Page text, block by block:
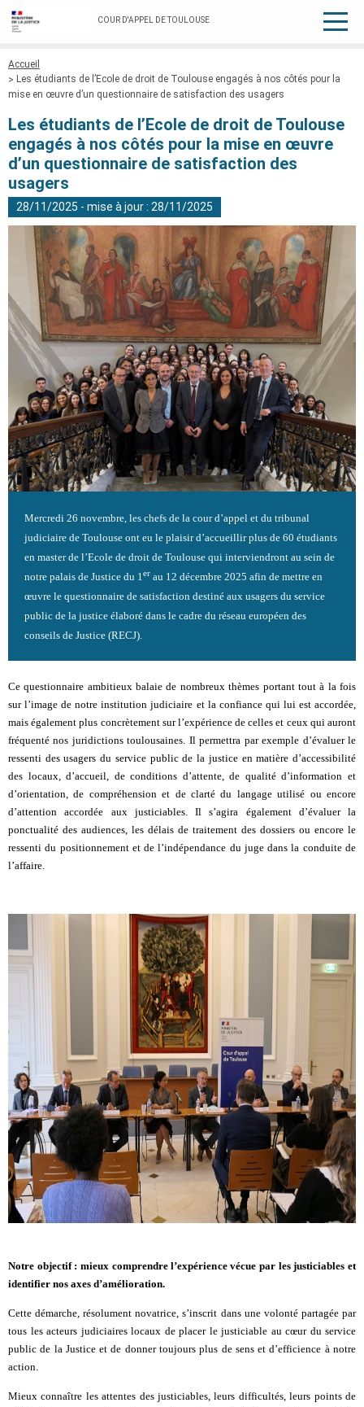
COUR D'APPEL DE TOULOUSE
Fil
d'Ariane
Accueil
Les étudiants de l’Ecole de droit de Toulouse engagés à nos côtés pour la
mise en œuvre d’un questionnaire de satisfaction des usagers
Les étudiants de l’Ecole de droit de Toulouse
engagés à nos côtés pour la mise en œuvre
d’un questionnaire de satisfaction des
usagers
28/11/2025 - mise à jour : 28/11/2025
Mercredi 26 novembre, les chefs de la cour d’appel et du tribunal
judiciaire de Toulouse ont eu le plaisir d’accueillir plus de 60 étudiants
en master de l’Ecole de droit de Toulouse qui interviendront au sein de
notre palais de Justice du 1er au 12 décembre 2025 afin de mettre en
œuvre le questionnaire de satisfaction destiné aux usagers du service
public de la justice élaboré dans le cadre du réseau européen des
conseils de Justice (RECJ).
Ce questionnaire ambitieux balaie de nombreux thèmes portant tout à la fois
sur l’image de notre institution judiciaire et la confiance qui lui est accordée,
mais également plus concrètement sur l’expérience de celles et ceux qui auront
fréquenté nos juridictions toulousaines. Il permettra par exemple d’évaluer le
ressenti des usagers du service public de la justice en matière d’accessibilité
des locaux, d’accueil, de conditions d’attente, de qualité d’information et
d’orientation, de compréhension et de clarté du langage utilisé ou encore
d’attention accordée aux justiciables. Il s’agira également d’évaluer la
ponctualité des audiences, les délais de traitement des dossiers ou encore le
ressenti du positionnement et de l’indépendance du juge dans la conduite de
l’affaire.
Notre objectif : mieux comprendre l’expérience vécue par les justiciables et
identifier nos axes d’amélioration.
Cette démarche, résolument novatrice, s’inscrit dans une volonté partagée par
tous les acteurs judiciaires locaux de placer le justiciable au cœur du service
public de la Justice et de donner toujours plus de sens et d’efficience à notre
action.
Mieux connaître les attentes des justiciables, leurs difficultés, leurs points de